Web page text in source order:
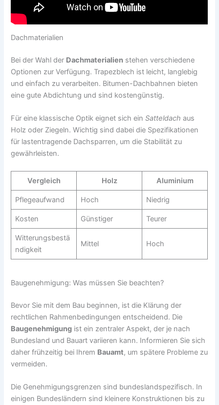
Dachmaterialien
Bei der Wahl der Dachmaterialien stehen verschiedene
Optionen zur Verfügung. Trapezblech ist leicht, langlebig
und einfach zu verarbeiten. Bitumen-Dachbahnen bieten
eine gute Abdichtung und sind kostengünstig.
Für eine klassische Optik eignet sich einSatteldach aus
Holz oder Ziegeln. Wichtig sind dabei die Spezifikationen
für lastentragende Dachsparren, um die Stabilität zu
gewährleisten.
Vergleich Holz Aluminium
Pflegeaufwand Hoch Niedrig
Kosten Günstiger Teurer
Witterungsbestä
ndigkeit
Mittel Hoch
Baugenehmigung: Was müssen Sie beachten?
Bevor Sie mit dem Bau beginnen, ist die Klärung der
rechtlichen Rahmenbedingungen entscheidend. Die
Baugenehmigung ist ein zentraler Aspekt, der je nach
Bundesland und Bauart variieren kann. Informieren Sie sich
daher frühzeitig bei Ihrem Bauamt, um spätere Probleme zu
vermeiden.
Die Genehmigungsgrenzen sind bundeslandspezifisch. In
einigen Bundesländern sind kleinere Konstruktionen bis zu